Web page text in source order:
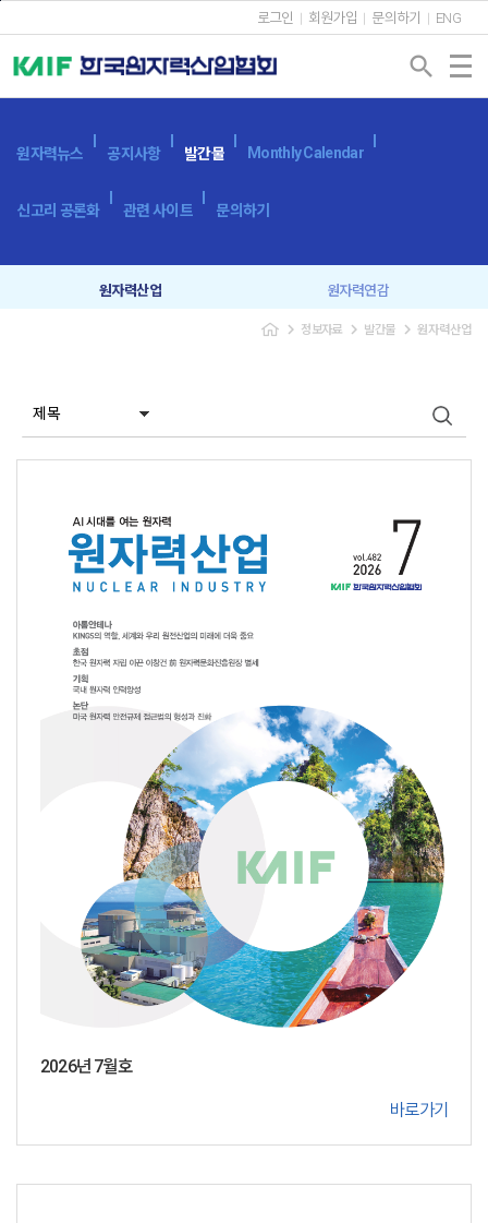
로그인 회원가입 문의하기 ENG
search
원자력뉴스 공지사항 발간물 Monthly Calendar
신고리 공론화 관련 사이트 문의하기
원자력산업 원자력연감
광고 신청
navigate_next 정보자료 navigate_next 발간물 navigate_next 원자력산업
2026년 7월호
바로가기